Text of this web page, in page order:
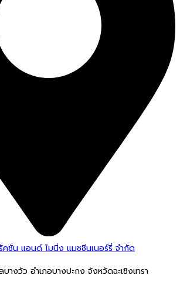
ชั่น แอนด์ ไมนิ่ง แมชชีนเนอร์รี่ จำกัด
งวัว อำเภอบางปะกง จังหวัดฉะเชิงเทรา